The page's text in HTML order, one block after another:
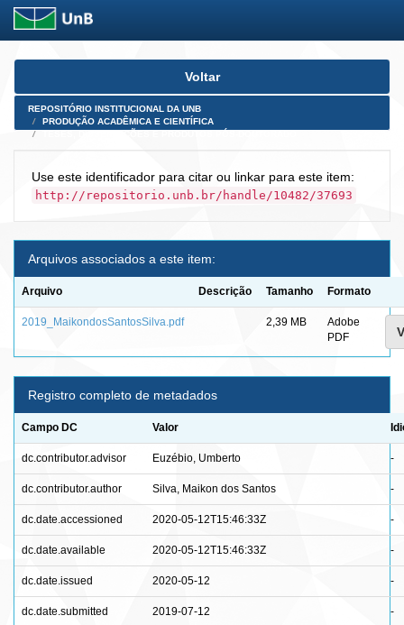
Skip
Voltar
REPOSITÓRIO INSTITUCIONAL DA UNB
PRODUÇÃO ACADÊMICA E CIENTÍFICA
Use este identificador para citar ou linkar para este item:
http://repositorio.unb.br/handle/10482/37693
Arquivos associados a este item:
Arquivo Descrição Tamanho Formato
2019_MaikondosSantosSilva.pdf 2,39 MB
Adobe
PDF
Registro completo de metadados
Campo DC Valor
dc.contributor.advisor Euzébio, Umberto -
dc.contributor.author Silva, Maikon dos Santos -
dc.date.accessioned 2020-05-12T15:46:33Z -
dc.date.available 2020-05-12T15:46:33Z -
dc.date.issued 2020-05-12 -
dc.date.submitted 2019-07-12 -